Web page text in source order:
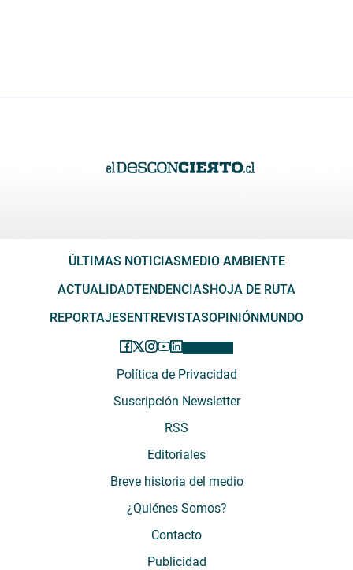
ÚLTIMAS NOTICIAS MEDIO AMBIENTE
ACTUALIDADTENDENCIAS HOJA DE RUTA
REPORTAJES ENTREVISTASOPINIÓN MUNDO
Política de Privacidad
Suscripción Newsletter
RSS
Editoriales
Breve historia del medio
¿Quiénes Somos?
Contacto
Publicidad